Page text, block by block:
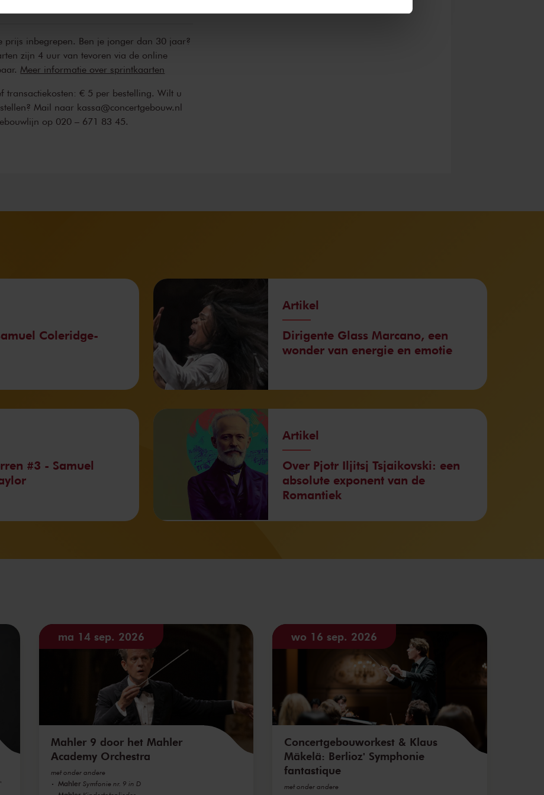
prijs inbegrepen. Ben je jonger dan 30 jaar?
zijn 4 uur van tevoren via de online
Meer informatie over sprintkaarten
transactiekosten: € 5 per bestelling. Wilt u
Mail naar kassa@concertgebouw.nl
op 020 – 671 83 45.
Coleridge-
Artikel
Dirigente Glass Marcano, een
wonder van energie en emotie
#3 - Samuel
Artikel
Over Pjotr Iljitsj Tsjaikovski: een
absolute exponent van de
Romantiek
ma 14 sep. 2026
Mahler 9 door het Mahler
Academy Orchestra
met onder andere
Mahler Symfonie nr. 9 in D
wo 16 sep. 2026
Concertgebouworkest & Klaus
Mäkelä: Berlioz' Symphonie
fantastique
met onder andere